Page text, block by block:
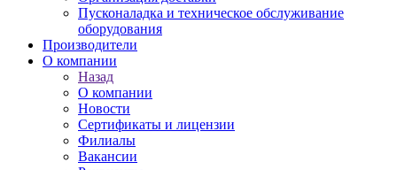
Пусконаладка и техническое обслуживание
оборудования
Производители
О компании
Назад
О компании
Новости
Сертификаты и лицензии
Филиалы
Вакансии